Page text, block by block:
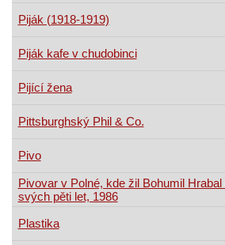
Piják (1918-1919)
Piják kafe v chudobinci
Pijící žena
Pittsburghský Phil & Co.
Pivo
Pivovar v Polné, kde žil Bohumil Hrabal
svých pěti let, 1986
Plastika